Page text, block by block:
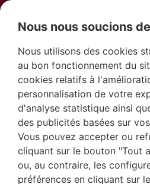
Route des
de
Nous nous soucions
Nous utilisons des cookies
au bon fonctionnement du
cookies relatifs à
personnalisation de votre
d'analyse statistique ainsi
des publicités basées sur
Vous pouvez accepter ou
cliquant sur le bouton "Tout
ou, au contraire, les
préférences en cliquant sur